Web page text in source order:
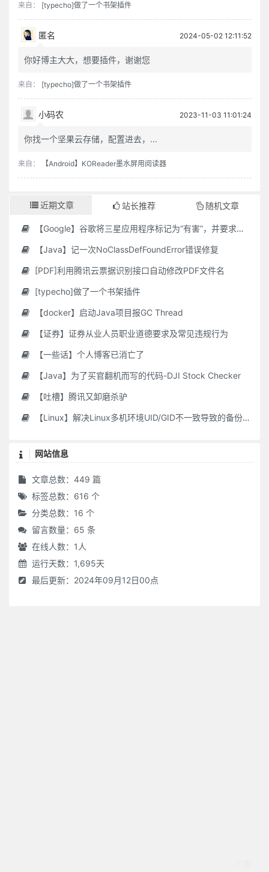
来自： [typecho]做了一个书架插件
匿名 2024-05-02 12:11:52
你好博主大大，想要插件，谢谢您
来自： [typecho]做了一个书架插件
小码农 2023-11-03 11:01:24
你找一个坚果云存储，配置进去，...
来自： 【Android】KOReader墨水屏用阅读器
近期文章 站长推荐 随机文章
【Google】谷歌将三星应用程序标记为“有害”，并要求用户删除它们
【Java】记一次NoClassDefFoundError错误修复
[PDF]利用腾讯云票据识别接口自动修改PDF文件名
[typecho]做了一个书架插件
【docker】启动Java项目报GC Thread
【证券】证券从业人员职业道德要求及常见违规行为
【一些话】个人博客已消亡了
【Java】为了买官翻机而写的代码-DJI Stock Checker
【吐槽】腾讯又卸磨杀驴
【Linux】解决Linux多机环境UID/GID不一致导致的备份权限问题
网站信息
文章总数：449 篇
标签总数：616 个
分类总数：16 个
留言数量：65 条
在线人数： 1 人
运行天数：1,695天
最后更新：2024年09月12日00点